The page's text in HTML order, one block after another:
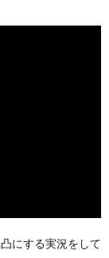
にする実況をして